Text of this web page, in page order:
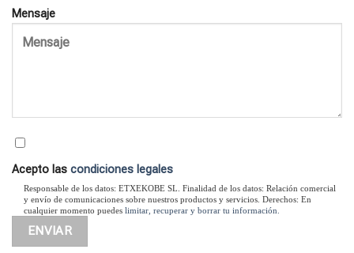
Mensaje
Acepto las condiciones legales
Responsable de los datos: ETXEKOBE SL. Finalidad de los datos: Relación comercial
y envío de comunicaciones sobre nuestros productos y servicios. Derechos: En
cualquier momento puedes limitar, recuperar y borrar tu información.